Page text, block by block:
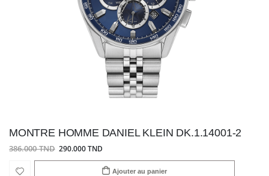
MONTRE HOMME DANIEL KLEIN DK.1.14001-2
386.000 TND 290.000 TND
Ajouter au panier